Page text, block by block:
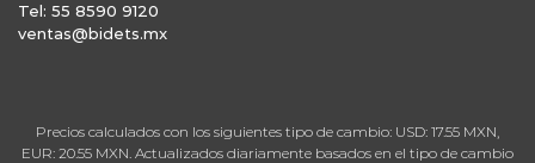
Tel: 55 8590 9120
ventas@bidets.mx
Precios calculados con los siguientes tipo de cambio: USD: 17.55 MXN,
EUR: 20.55 MXN. Actualizados diariamente basados en el tipo de cambio